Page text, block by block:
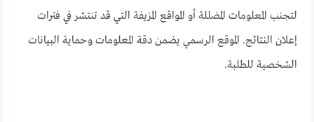
لتجنب المعلومات المضللة أو المواقع المزيفة التي قد تنتشر في فترات
إعلان النتائج. الموقع الرسمي يضمن دقة المعلومات وحماية البيانات
الشخصية للطلبة.